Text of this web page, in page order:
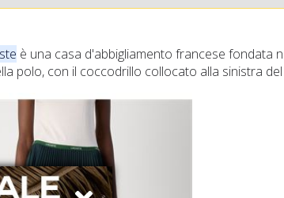
è una casa d'abbigliamento francese fondata
polo, con il coccodrillo collocato alla sinistra